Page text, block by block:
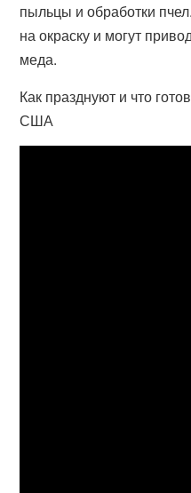
пыльцы и обработки
на окраску и могут
меда.
Как празднуют и что
США